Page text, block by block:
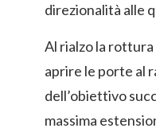
direzionalità alle
Al rialzo la
aprire le porte al
dell’obiettivo
massima